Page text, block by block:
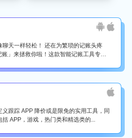
聊天一样轻松！ 还在为繁琐的记账头疼
账」来拯救你啦！这款智能记账工具专为
义跟踪 APP 降价或是限免的实用工具，同
括 APP，游戏，热门类和精选类的...